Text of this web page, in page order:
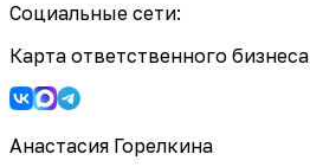
Социальные сети:
Карта ответственного бизнеса
Анастасия Горелкина